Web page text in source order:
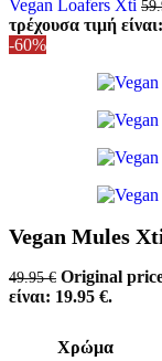
Vegan Loafers Xti
τρέχουσα τιμή
-60%
Vegan Mules
49.95€ Original
είναι: 19.95 €.
Χρώμα